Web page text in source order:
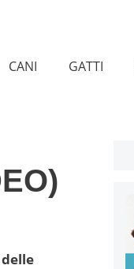
CANI GATTI